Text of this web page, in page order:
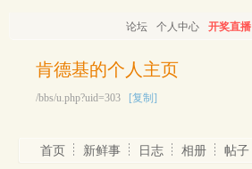
论坛 个人中心 开奖直播
肯德基的个人主页
/bbs/u.php?uid=303 [复制]
首页 新鲜事 日志 相册 帖子